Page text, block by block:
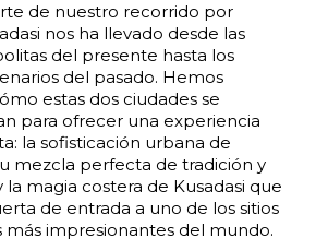
de nuestro recorrido por
nos ha llevado desde las
del presente hasta los
del pasado. Hemos
estas dos ciudades se
para ofrecer una experiencia
la sofisticación urbana de
mezcla perfecta de tradición y
la magia costera de Kusadasi que
de entrada a uno de los sitios
más impresionantes del mundo.